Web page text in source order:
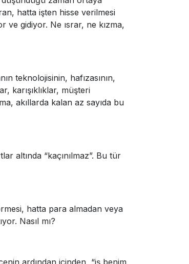
hatta işten hisse verilmesi
ve gidiyor. Ne ısrar, ne kızma,
teknolojisinin, hafızasının,
karışıklıklar, müşteri
akıllarda kalan az sayıda bu
altında “kaçınılmaz”. Bu tür
hatta para almadan veya
Nasıl mı?
ardından içinden, “iş benim